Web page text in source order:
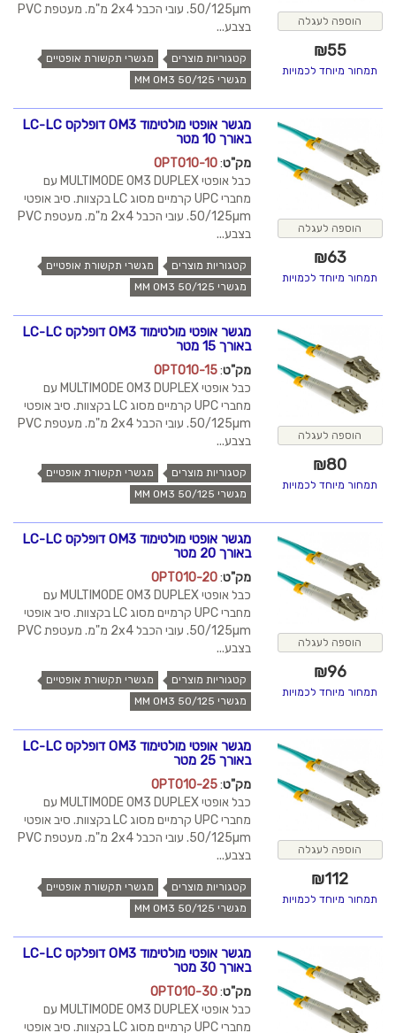
הוספה לעגלה
₪55
תמחור מיוחד לכמויות
50/125µm. עובי הכבל 2x4 מ"מ. מעטפת PVC
בצבע...
קטגוריות מוצרים
מגשרי תקשורת אופטיים
מגשרי MM OM3 50/125
הוספה לעגלה
₪63
תמחור מיוחד לכמויות
מגשר אופטי מולטימוד OM3 דופלקס LC-LC
באורך 10 מטר
מק"ט:
OPT010-10
כבל אופטי MULTIMODE OM3 DUPLEX עם
מחברי UPC קרמיים מסוג LC בקצוות. סיב אופטי
50/125µm. עובי הכבל 2x4 מ"מ. מעטפת PVC
בצבע...
קטגוריות מוצרים
מגשרי תקשורת אופטיים
מגשרי MM OM3 50/125
הוספה לעגלה
₪80
תמחור מיוחד לכמויות
מגשר אופטי מולטימוד OM3 דופלקס LC-LC
באורך 15 מטר
מק"ט:
OPT010-15
כבל אופטי MULTIMODE OM3 DUPLEX עם
מחברי UPC קרמיים מסוג LC בקצוות. סיב אופטי
50/125µm. עובי הכבל 2x4 מ"מ. מעטפת PVC
בצבע...
קטגוריות מוצרים
מגשרי תקשורת אופטיים
מגשרי MM OM3 50/125
הוספה לעגלה
₪96
תמחור מיוחד לכמויות
מגשר אופטי מולטימוד OM3 דופלקס LC-LC
באורך 20 מטר
מק"ט:
OPT010-20
כבל אופטי MULTIMODE OM3 DUPLEX עם
מחברי UPC קרמיים מסוג LC בקצוות. סיב אופטי
50/125µm. עובי הכבל 2x4 מ"מ. מעטפת PVC
בצבע...
קטגוריות מוצרים
מגשרי תקשורת אופטיים
מגשרי MM OM3 50/125
הוספה לעגלה
₪112
תמחור מיוחד לכמויות
מגשר אופטי מולטימוד OM3 דופלקס LC-LC
באורך 25 מטר
מק"ט:
OPT010-25
כבל אופטי MULTIMODE OM3 DUPLEX עם
מחברי UPC קרמיים מסוג LC בקצוות. סיב אופטי
50/125µm. עובי הכבל 2x4 מ"מ. מעטפת PVC
בצבע...
קטגוריות מוצרים
מגשרי תקשורת אופטיים
מגשרי MM OM3 50/125
מגשר אופטי מולטימוד OM3 דופלקס LC-LC
באורך 30 מטר
מק"ט:
OPT010-30
כבל אופטי MULTIMODE OM3 DUPLEX עם
מחברי UPC קרמיים מסוג LC בקצוות. סיב אופטי